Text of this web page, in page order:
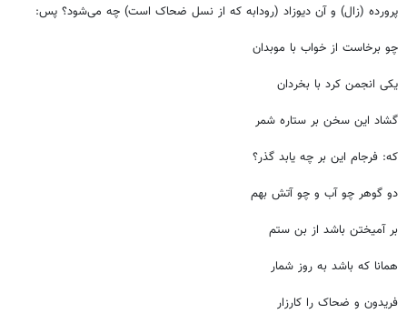
پرورده (زال) و آن دیوزاد (رودابه که از نسل ضحاک است) چه می‌شود؟ پس:
چو برخاست از خواب با موبدان
یکی انجمن کرد با بخردان
گشاد این سخن بر ستاره شمر
که: فرجام این بر چه یابد گذر؟
دو گوهر چو آب و چو آتش بهم
بر آمیختن باشد از بن ستم
همانا که باشد به روز شمار
فریدون و ضحاک را کارزار